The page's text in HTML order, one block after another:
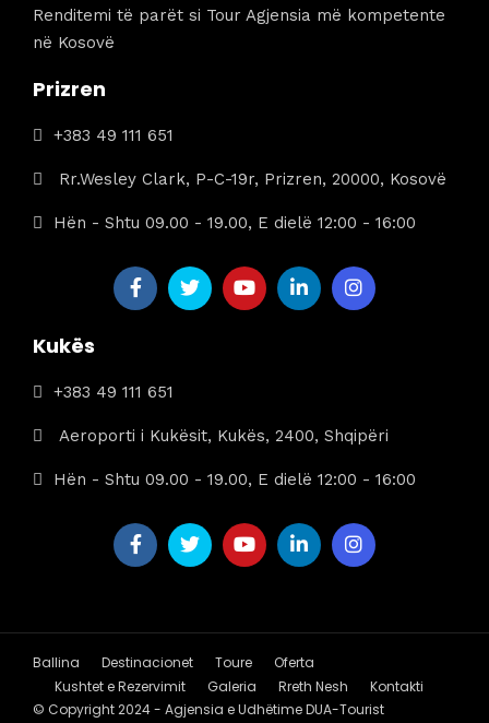
Renditemi të parët si Tour Agjensia më kompetente
në Kosovë
Prizren
+383 49 111 651
Rr.Wesley Clark, P-C-19r, Prizren, 20000, Kosovë
Hën - Shtu 09.00 - 19.00, E dielë 12:00 - 16:00
Kukës
+383 49 111 651
Aeroporti i Kukësit, Kukës, 2400, Shqipëri
Hën - Shtu 09.00 - 19.00, E dielë 12:00 - 16:00
Ballina Destinacionet Toure
Oferta
Kushtet e Rezervimit
Galeria Rreth Nesh
Kontakti
© Copyright 2024 - Agjensia e Udhëtime DUA-Tourist